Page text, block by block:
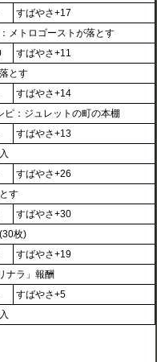
すばやさ+17
メトロゴーストが落とす
すばやさ+11
とす
すばやさ+14
：ジュレットの町の本棚
すばやさ+13
すばやさ+26
す
すばやさ+30
枚)
すばやさ+19
ナラ」報酬
すばやさ+5